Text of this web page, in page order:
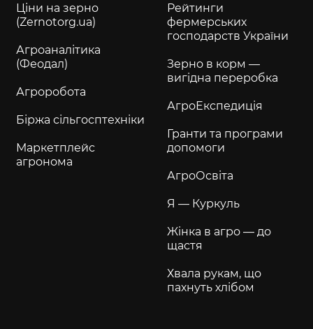
Ціни на зерно
(Zernotorg.ua)
Агроаналітика
(Феодал)
Агроробота
Біржа сільгосптехніки
Маркетплейс
агронома
Рейтинги
фермерських
господарств України
Зерно в корм —
вигідна переробка
АгроЕкспедиція
Гранти та програми
допомоги
АгроОсвіта
Я — Куркуль
Жінка в агро — до
щастя
Хвала рукам, що
пахнуть хлібом